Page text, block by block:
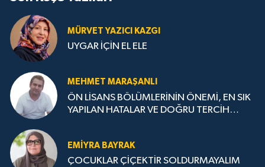
MÜRVET YAZICI KAZGI
UYGAR İÇİN EL ELE
MEHMET MARAŞANLI
ÖN LİSANS BÖLÜMLERİNİN ÖNEMİ, EN SIK
YAPILAN HATALAR VE DOĞRU TERCİH
EMIYRA BAYRAK
ÇOCUKLAR ÇİÇEKTİR SOLDURMAYALIM